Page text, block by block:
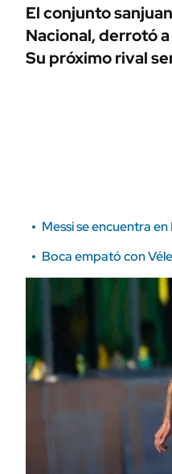
ÁMBITO DEBATE
MEDIAKIT AMBITO DEBATE
El conjunto
Nacional, derrotó
Su próximo rival
Messi se encuentra
Boca empató con